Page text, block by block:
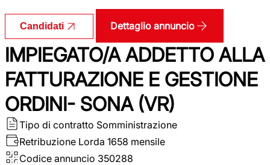
Candidati Dettaglio annuncio
IMPIEGATO/A ADDETTO ALLA
FATTURAZIONE E GESTIONE
ORDINI- SONA (VR)
Tipo di contratto Somministrazione
Retribuzione Lorda 1658 mensile
Codice annuncio 350288